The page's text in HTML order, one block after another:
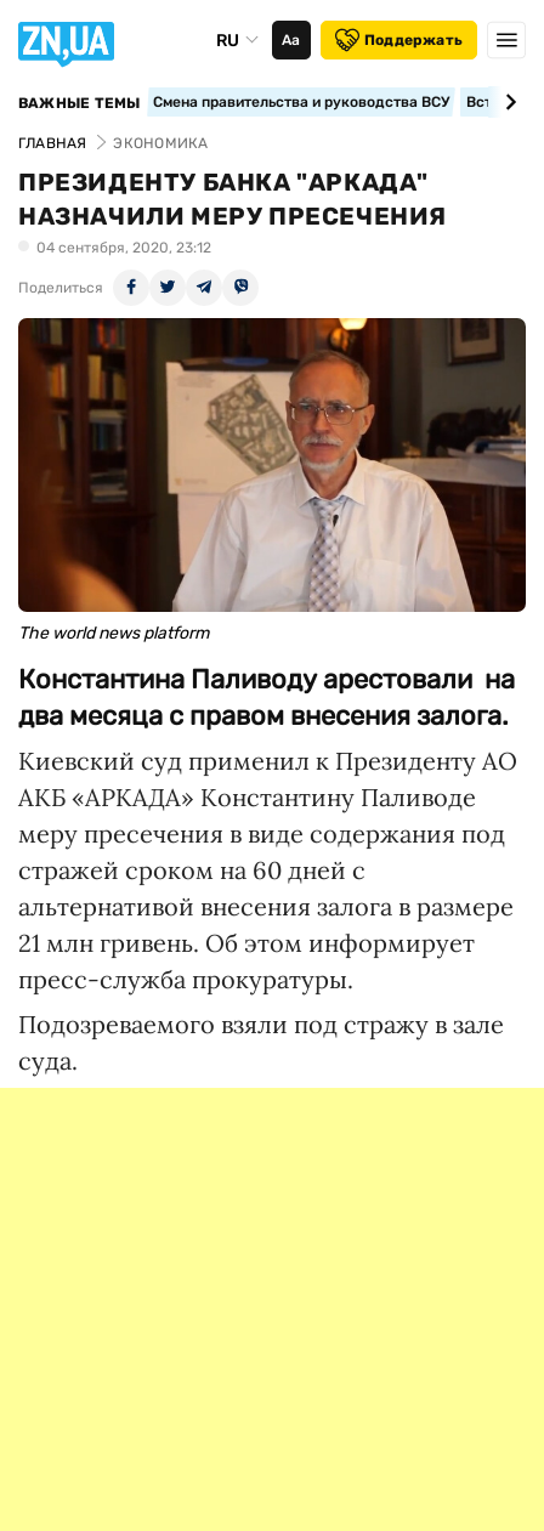
RU Аа Поддержать
ВАЖНЫЕ ТЕМЫ Смена правительства и руководства ВСУ
ГЛАВНАЯ ЭКОНОМИКА
ПРЕЗИДЕНТУ БАНКА "АРКАДА"
НАЗНАЧИЛИ МЕРУ ПРЕСЕЧЕНИЯ
04 сентября, 2020, 23:12
Поделиться
The world news platform
Константина Паливоду арестовали на
два месяца с правом внесения залога.
Киевский суд применил к Президенту АО
АКБ «АРКАДА» Константину Паливоде
меру пресечения в виде содержания под
стражей сроком на 60 дней с
альтернативой внесения залога в размере
21 млн гривень. Об этом информирует
пресс-служба прокуратуры.
Подозреваемого взяли под стражу в зале
суда.